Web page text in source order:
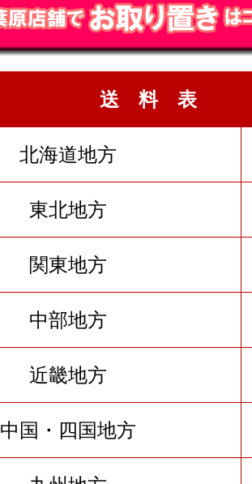
送 料 表
北海道地方
東北地方
関東地方
中部地方
近畿地方
中国・四国地方